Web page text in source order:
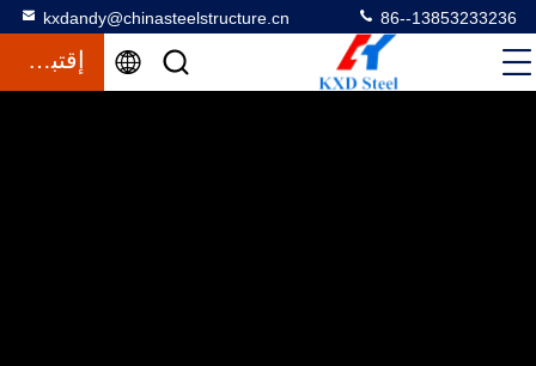
kxdandy@chinasteelstructure.cn 86--13853233236
إقتباس